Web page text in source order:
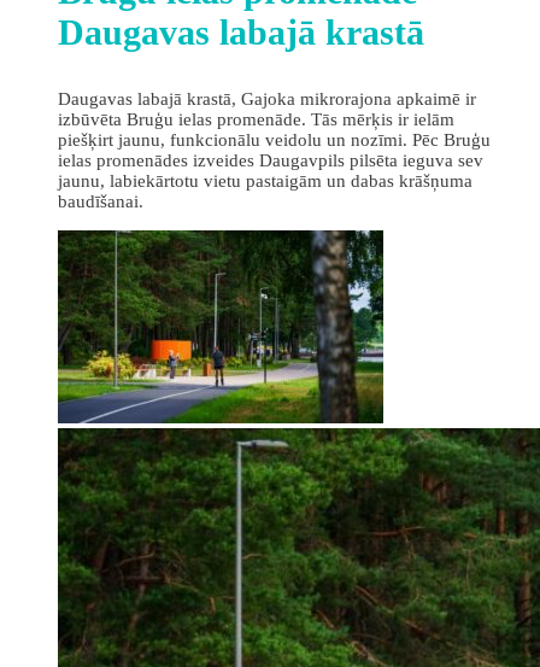
Daugavas labajā krastā
Daugavas labajā krastā, Gajoka mikrorajona apkaimē ir
izbūvēta Bruģu ielas promenāde. Tās mērķis ir ielām
piešķirt jaunu, funkcionālu veidolu un nozīmi. Pēc Bruģu
ielas promenādes izveides Daugavpils pilsēta ieguva sev
jaunu, labiekārtotu vietu pastaigām un dabas krāšņuma
baudīšanai.